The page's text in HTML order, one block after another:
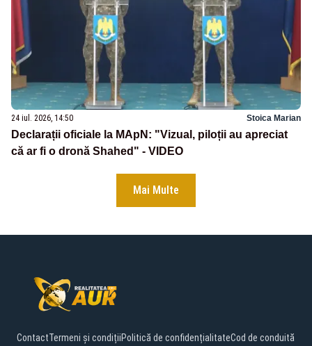
24 iul. 2026, 14:50 Stoica Marian
Declarații oficiale la MApN: "Vizual, piloții au apreciat
că ar fi o dronă Shahed" - VIDEO
Mai Multe
ContactTermeni și condițiiPolitică de confidențialitateCod de conduită